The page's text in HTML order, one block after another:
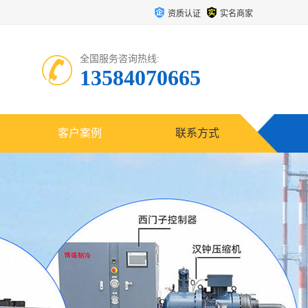
资质认证 实名商家
全国服务咨询热线:
13584070665
客户案例 联系方式